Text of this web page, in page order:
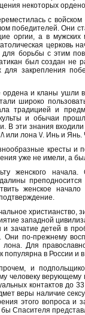
некоторых
с
победителей. Они
оргии, а в
церковь
борьбы с этим
был создан не
закрепления
ордена и кланы ушли
широко
традицией и
и обычаи
В эти знания
или лона \/. Инь и
кресты и
уже не имели, а
женского
преподносится
женское
христианство,
западной
зачатие детей в
по-прежнему
Для
в России и
и
человеку верующему
контактов до
веры наличие
этого вопроса и
Спасителя